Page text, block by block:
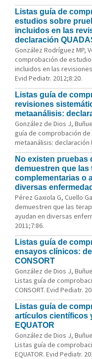
Listas guía de
estudios sobre
incluidos en las
declaración
González Rodríguez MP,
comprobación de
incluidos en las
Evid Pediatr. 2012;8:20.
Listas guía de
revisiones
metaanálisis:
González de Dios J,
guía de comprobación
metaanálisis: declaración
No existen pruebas
demuestren que las
complementarias o
diversas
Pérez Gaxiola G, Cuello
demuestren que las
ayudan en diversas
2011;7:86.
Listas guía de
ensayos clínicos:
CONSORT
González de Dios J,
Listas guía de
CONSORT. Evid Pediatr.
Listas guía de
artículos científicos
EQUATOR
González de Dios J,
Listas guía de
EQUATOR. Evid Pediatr.